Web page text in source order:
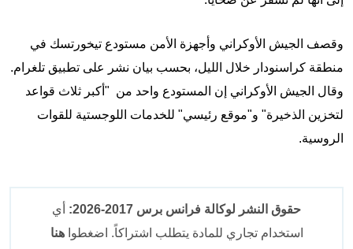
وقصف الجيش الأوكراني وأجهزة الأمن مستودع تيخورتسك في
منطقة كراسنودار خلال الليل، بحسب بيان نشر على تطبيق تلغرام.
وقال الجيش الأوكراني إن المستودع واحد من "أكبر ثلاث قواعد
لتخزين الذخيرة" و"موقع رئيسي" للخدمات اللوجستية للقوات
الروسية.
حقوق النشر لوكالة فرانس برس 2017-2026:
أي
استخدام تجاري للمادة يتطلب اشتراكاً. اضغطواهنا